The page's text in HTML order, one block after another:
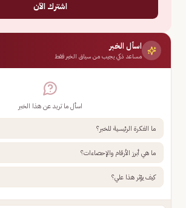
اشترك الآن
اسأل الخبر
مساعد ذكي يجيب من سياق الخبر فقط
اسأل ما تريد عن هذا الخبر
ما الفكرة الرئيسية للخبر؟
ما هي أبرز الأرقام والإحصاءات؟
كيف يؤثر هذا علي؟